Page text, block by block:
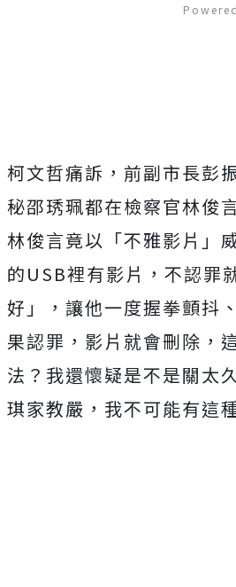
柯文哲痛訴，前副市長彭
秘邵琇珮都在檢察官林俊
林俊言竟以「不雅影片」
的USB裡有影片，不認罪
好」，讓他一度握拳顫抖
果認罪，影片就會刪除，
法？我還懷疑是不是關太
琪家教嚴，我不可能有這